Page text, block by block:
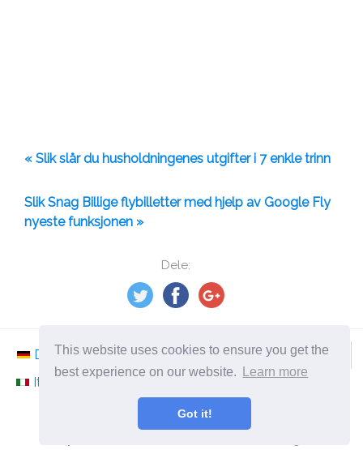
This website uses cookies to ensure you get the
best experience on our website.
Learn more
Got it!
Dele:
« Slik slår du husholdningenes utgifter i 7 enkle trinn
Slik Snag Billige flybilletter med hjelp av Google Fly
nyeste funksjonen »
Deutsch Nederlands Svenska
Norsk
Italiano
Español Românesc
no.ephesossoftware.com